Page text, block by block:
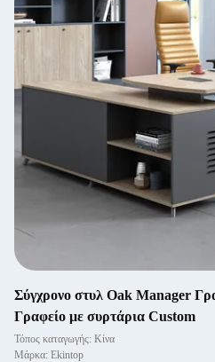
Σύγχρονο στυλ Oak Manager
Γραφείο με συρτάρια Custom
Τόπος καταγωγής: Κίνα
Μάρκα: Ekintop